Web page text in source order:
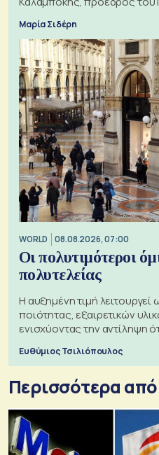
Εξαγωγέων
Μαρία Σιδέρη
WORLD 08.08.2026, 07:00
Οι πολυτιμότεροι
πολυτελείας
Η αυξημένη τιμή
ποιότητας, εξαιρετικών
ενισχύοντας την αντίληψη
ξεχωριστό
Ευθύμιος Τσιλιόπουλος
Περισσότερα